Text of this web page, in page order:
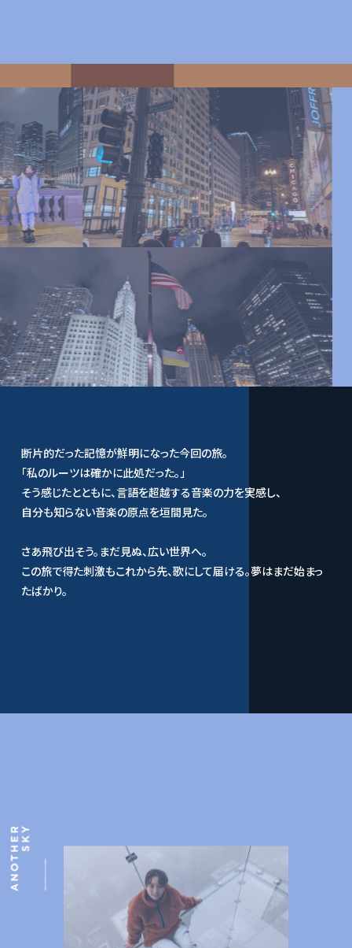
断片的だった記憶が鮮明になった今回の旅。
「私のルーツは確かに此処だった。」
そう感じたとともに、言語を超越する音楽の力を実感し、
自分も知らない音楽の原点を垣間見た。
さあ飛び出そう。まだ見ぬ、広い世界へ。
この旅で得た刺激もこれから先、歌にして届ける。夢はまだ始まっ
たばかり。